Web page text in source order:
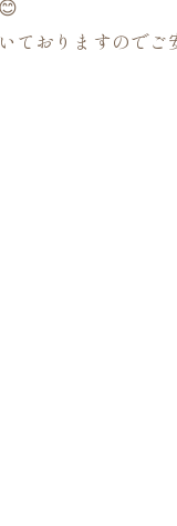
ておりますのでご